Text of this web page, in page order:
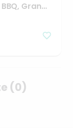
BBQ​,​ Gran
(0)